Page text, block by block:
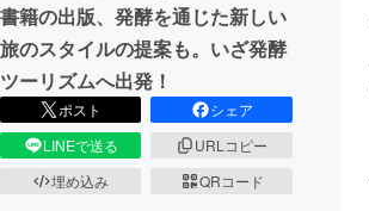
書籍の出版、発酵を通じた新しい
旅のスタイルの提案も。いざ発酵
ツーリズムへ出発！
ポスト
シェア
LINEで送る
URLコピー
埋め込み
QRコード